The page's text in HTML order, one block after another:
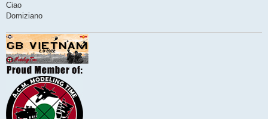
Ciao
Domiziano